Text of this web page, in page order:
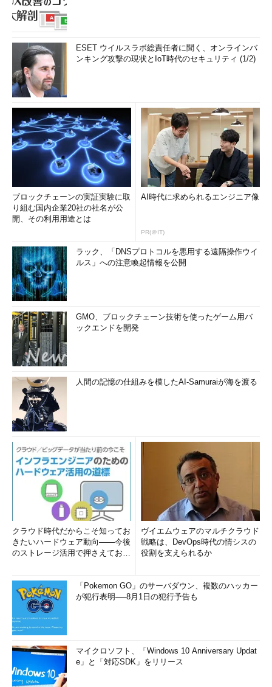
ESET ウイルスラボ総責任者に聞く、オンラインバ
ンキング攻撃の現状とIoT時代のセキュリティ (1/2)
ブロックチェーンの実証実験に取
り組む国内企業20社の社名が公
開、その利用用途とは
AI時代に求められるエンジニア像
PR(＠IT)
ラック、「DNSプロトコルを悪用する遠隔操作ウイ
ルス」への注意喚起情報を公開
GMO、ブロックチェーン技術を使ったゲーム用バ
ックエンドを開発
人間の記憶の仕組みを模したAI-Samuraiが海を渡る
クラウド時代だからこそ知ってお
きたいハードウェア動向――今後
のストレージ活用で押さえておき
ヴイエムウェアのマルチクラウド
戦略は、DevOps時代の情シスの
役割を支えられるか
「Pokemon GO」のサーバダウン、複数のハッカー
が犯行表明──8月1日の犯行予告も
マイクロソフト、「Windows 10 Anniversary Updat
e」と「対応SDK」をリリース